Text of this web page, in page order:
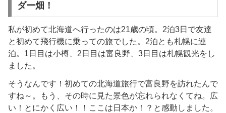
ダー畑！
私が初めて北海道へ行ったのは21歳の頃。2泊3日で友達
と初めて飛行機に乗っての旅でした。2泊とも札幌に連
泊。1日目は小樽、2日目は富良野、3日目は札幌観光をし
ました。
そうなんです！初めての北海道旅行で富良野を訪れたんで
すね～。もう、その時に見た景色が忘れられなくてね。広
い！とにかく広い！！ここは日本か！？と感動しました。